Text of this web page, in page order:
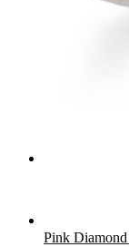
Pink Diamond